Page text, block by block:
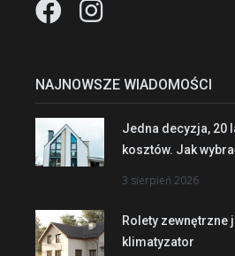
NAJNOWSZE WIADOMOŚCI
Jedna decyzja, 20
kosztów. Jak
3 sierpień 2026
Rolety zewnętrzne
klimatyzator